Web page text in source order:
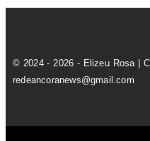
© 2024 - 2026 - Elizeu Rosa |
redeancoranews@gmail.com